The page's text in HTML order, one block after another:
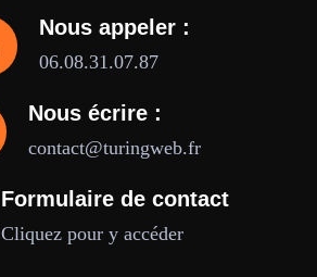
Nous appeler :
06.08.31.07.87
Nous écrire :
contact@turingweb.fr
Formulaire de contact
Cliquez pour y accéder